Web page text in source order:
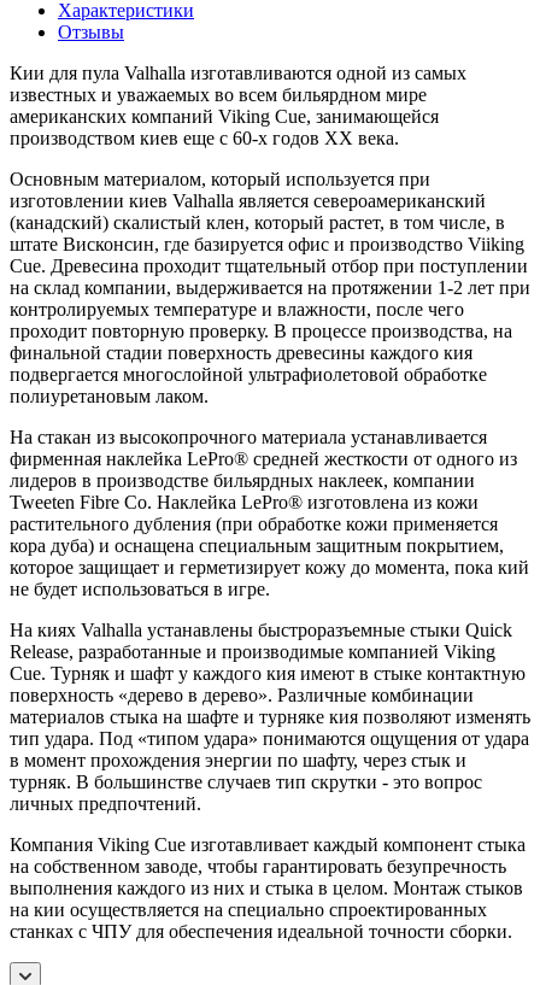
Характеристики
Отзывы
Кии для пула Valhalla изготавливаются одной из самых
известных и уважаемых во всем бильярдном мире
американских компаний Viking Cue, занимающейся
производством киев еще с 60-х годов ХХ века.
Основным материалом, который используется при
изготовлении киев Valhalla является североамериканский
(канадский) скалистый клен, который растет, в том числе, в
штате Висконсин, где базируется офис и производство Viiking
Cue. Древесина проходит тщательный отбор при поступлении
на склад компании, выдерживается на протяжении 1-2 лет при
контролируемых температуре и влажности, после чего
проходит повторную проверку. В процессе производства, на
финальной стадии поверхность древесины каждого кия
подвергается многослойной ультрафиолетовой обработке
полиуретановым лаком.
На стакан из высокопрочного материала устанавливается
фирменная наклейка LePro® средней жесткости от одного из
лидеров в производстве бильярдных наклеек, компании
Tweeten Fibre Co. Наклейка LePro® изготовлена из кожи
растительного дубления (при обработке кожи применяется
кора дуба) и оснащена специальным защитным покрытием,
которое защищает и герметизирует кожу до момента, пока кий
не будет использоваться в игре.
На киях Valhalla устанавлены быстроразъемные стыки Quick
Release, разработанные и производимые компанией Viking
Cue. Турняк и шафт у каждого кия имеют в стыке контактную
поверхность «дерево в дерево». Различные комбинации
материалов стыка на шафте и турняке кия позволяют изменять
тип удара. Под «типом удара» понимаются ощущения от удара
в момент прохождения энергии по шафту, через стык и
турняк. В большинстве случаев тип скрутки - это вопрос
личных предпочтений.
Компания Viking Cue изготавливает каждый компонент стыка
на собственном заводе, чтобы гарантировать безупречность
выполнения каждого из них и стыка в целом. Монтаж стыков
на кии осуществляется на специально спроектированных
станках с ЧПУ для обеспечения идеальной точности сборки.